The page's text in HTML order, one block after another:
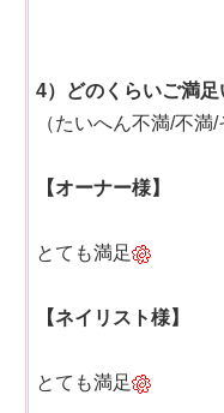
4）どのくらいご満
（たいへん不満/不満
【オーナー様】
とても満足
【ネイリスト様】
とても満足